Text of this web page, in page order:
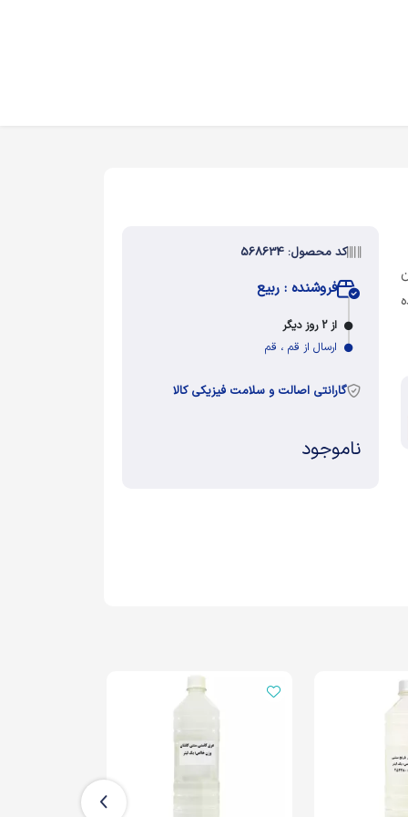
کد محصول: 568634
فروشنده : ربیع
از 2 روز دیگر
ارسال از قم ، قم
گارانتی اصالت و سلامت فیزیکی کالا
ناموجود